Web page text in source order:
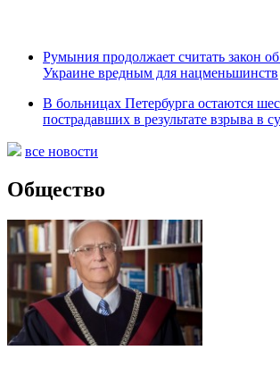
Румыния продолжает считать закон
Украине вредным для нацменьшинств
В больницах Петербурга остаются
пострадавших в результате взрыва в
все новости
Общество